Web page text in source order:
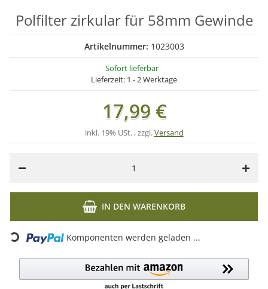
Polfilter zirkular für 58mm Gewinde
Artikelnummer: 1023003
Sofort lieferbar
Lieferzeit: 1 - 2 Werktage
17,99 €
inkl. 19% USt. , zzgl.Versand
IN DEN WARENKORB
Loading... Komponenten werden geladen ...